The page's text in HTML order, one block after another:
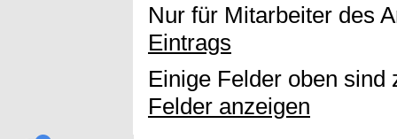
Nur für Mitarbeiter des
Eintrags
Einige Felder oben
Felder anzeigen